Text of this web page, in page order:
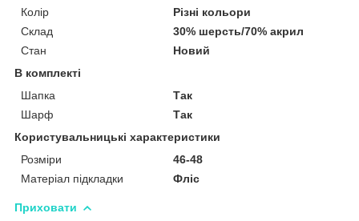
Колір
Різні кольори
Склад
30% шерсть/70% акрил
Стан
Новий
В комплекті
Шапка
Так
Шарф
Так
Користувальницькі характеристики
Розміри
46-48
Матеріал підкладки
Фліс
Приховати